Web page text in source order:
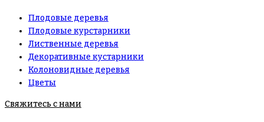
Плодовые деревья
Плодовые курстарники
Лиственные деревья
Декоративные кустарники
Колоновидные деревья
Цветы
Свяжитесь с нами